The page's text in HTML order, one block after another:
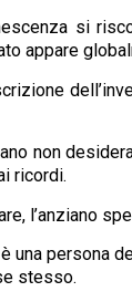
si
appare
non
ricordi.
l’anziano
è una
stesso.